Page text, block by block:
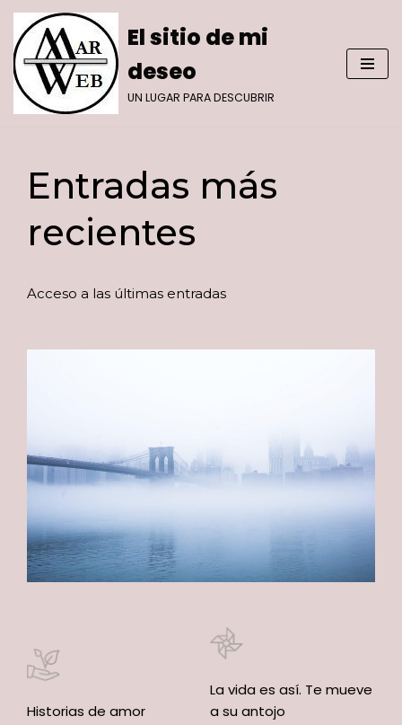
Saltar
al
contenido
El sitio de mi
deseo
UN LUGAR PARA DESCUBRIR
Entradas más
recientes
Acceso a las últimas entradas
Historias de amor
La vida es así. Te mueve
a su antojo